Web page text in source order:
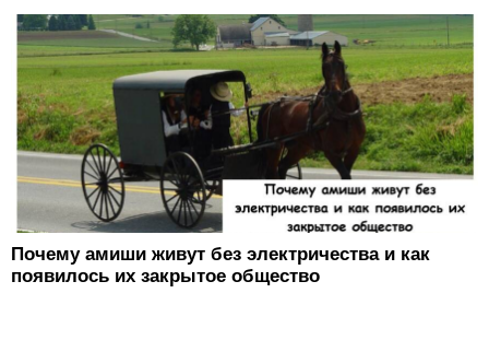
Почему амиши живут без электричества и как
появилось их закрытое общество